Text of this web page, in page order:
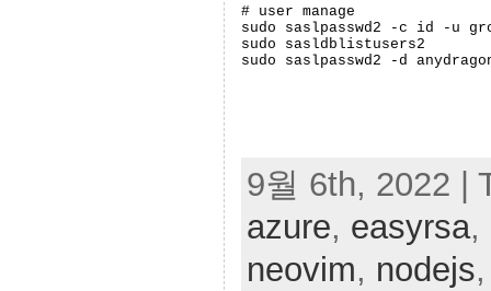
# user manage
sudo saslpasswd2 -c id -u
sudo sasldblistusers2
sudo saslpasswd2 -d
9월 6th, 2022 |
azure, easyrsa,
neovim, nodejs